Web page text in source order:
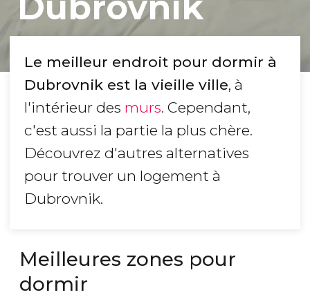
Le meilleur endroit pour dormir à
Dubrovnik est la vieille ville, à
l'intérieur des murs. Cependant,
c'est aussi la partie la plus chère.
Découvrez d'autres alternatives
pour trouver un logement à
Dubrovnik.
Meilleures zones pour
dormir